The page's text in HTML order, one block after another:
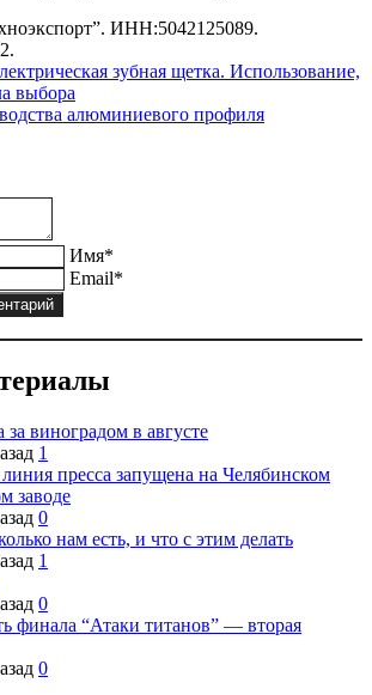
ИНН:5042125089.
зубная щетка. Использование,
выбора
алюминиевого профиля
Имя*
Email*
виноградом в августе
1
пресса запущена на Челябинском
заводе
0
нам есть, и что с этим делать
1
0
финала “Атаки титанов” — вторая
0